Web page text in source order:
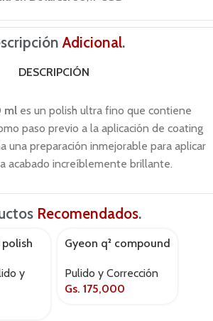
Adicional.
DESCRIPCIÓN
ml es un polish ultra fino que contiene
paso previo a la aplicación de coating
una preparación inmejorable para aplicar
acabado increíblemente brillante.
Recomendados.
y
Gyeon q² compound
Pulido y Corrección
Gs. 175,000